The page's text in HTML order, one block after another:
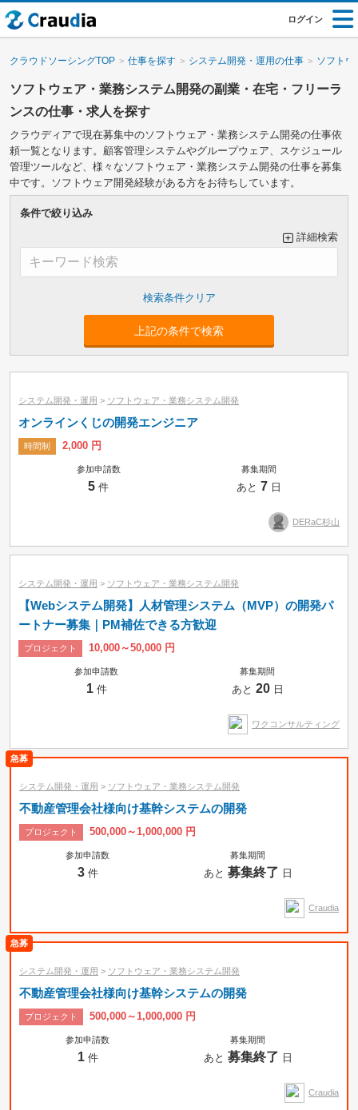
ログイン
クラウドソーシングTOP 仕事を探す システム開発・運用の仕事 ソフトウ
ソフトウェア・業務システム開発の副業・在宅・フリーラ
ンスの仕事・求人を探す
クラウディアで現在募集中のソフトウェア・業務システム開発の仕事依
頼一覧となります。顧客管理システムやグループウェア、スケジュール
管理ツールなど、様々なソフトウェア・業務システム開発の仕事を募集
中です。ソフトウェア開発経験がある方をお待ちしています。
条件で絞り込み
詳細検索
募集中のみ
プロジェクト
上記の条件で検索
システム開発・運用 > ソフトウェア・業務システム開発
オンラインくじの開発エンジニア
時間制 2,000 円
参加申請数
5 件
募集期間
あと 7 日
DERaC杉山
システム開発・運用 > ソフトウェア・業務システム開発
【Webシステム開発】人材管理システム（MVP）の開発パ
ートナー募集｜PM補佐できる方歓迎
プロジェクト 10,000～50,000 円
参加申請数
1件
募集期間
あと 20日
ワクコンサルティング
システム開発・運用 > ソフトウェア・業務システム開発
不動産管理会社様向け基幹システムの開発
プロジェクト 500,000～1,000,000 円
参加申請数
3件
募集期間
あと 募集終了 日
Craudia
システム開発・運用 > ソフトウェア・業務システム開発
不動産管理会社様向け基幹システムの開発
プロジェクト 500,000～1,000,000 円
参加申請数
1件
募集期間
あと 募集終了 日
Craudia